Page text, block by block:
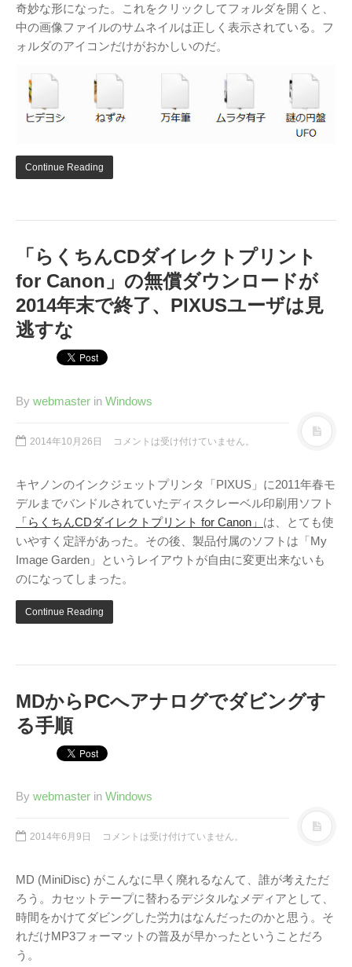
奇妙な形になった。これをクリックしてフォルダを開くと、
中の画像ファイルのサムネイルは正しく表示されている。フ
ォルダのアイコンだけがおかしいのだ。
Continue Reading
「らくちんCDダイレクトプリント
for Canon」の無償ダウンロードが
2014年末で終了、PIXUSユーザは見
逃すな
By webmaster in Windows
2014年10月26日 コメントは受け付けていません。
キヤノンのインクジェットプリンタ「PIXUS」に2011年春モ
デルまでバンドルされていたディスクレーベル印刷用ソフト
「らくちんCDダイレクトプリント for Canon」 は、とても使
いやすく定評があった。その後、製品付属のソフトは「My
Image Garden」というレイアウトが自由に変更出来ないも
のになってしまった。
Continue Reading
MDからPCへアナログでダビングす
る手順
By webmaster in Windows
2014年6月9日 コメントは受け付けていません。
MD (MiniDisc) がこんなに早く廃れるなんて、誰が考えただ
ろう。カセットテープに替わるデジタルなメディアとして、
時間をかけてダビングした労力はなんだったのかと思う。そ
れだけMP3フォーマットの普及が早かったということだろ
う。